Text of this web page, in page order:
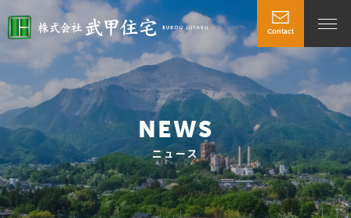
Contact
t
g
NEWS
ニュース